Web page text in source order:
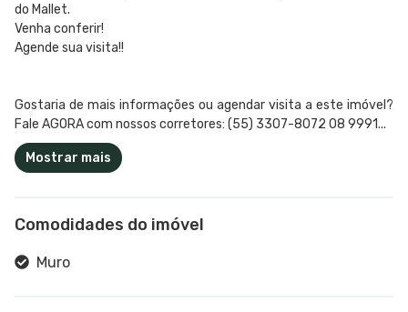
do Mallet.
Venha conferir!
Agende sua visita!!
Gostaria de mais informações ou agendar visita a este imóvel?
Fale AGORA com nossos corretores: (55) 3307-8072 08 9991...
Mostrar mais
Comodidades do imóvel
Muro